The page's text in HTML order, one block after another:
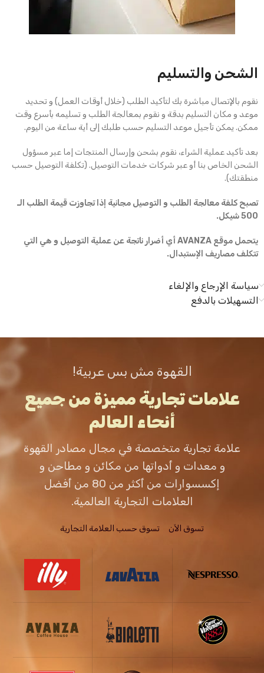
الشحن والتسليم
نقوم بالإتصال مباشرة بك لتأكيد الطلب (خلال أوقات العمل) و تحديد
موعد و مكان التسليم بدقة و نقوم بمعالجة الطلب و تسليمه بأسرع وقت
ممكن. يمكن تأجيل موعد التسليم حسب طلبك إلى أية ساعة من اليوم.
بعد تأكيد عملية الشراء، نقوم بشحن وإرسال المنتجات إما عبر مسؤول
الشحن الخاص بنا أو عبر شركات خدمات التوصيل. (تكلفة التوصيل حسب
منطقتك).
تصبح كلفة معالجة الطلب و التوصيل مجانية إذا تجاوزت قيمة الطلب الـ
500 شيكل.
يتحمل موقع AVANZA أي أضرار ناتجة عن عملية التوصيل و هي التي
تتكلف مصاريف الإستبدال.
سياسة الإرجاع والإلغاء
التسهيلات بالدفع
القهوة مش بس عربية!
علامات تجارية مميزة من جميع
أنحاء العالم
علامة تجارية متخصصة في مجال مصادر القهوة
و معدات و أدواتها من مكائن و مطاحن و
إكسسوارات من أكثر من 80 من أفضل
العلامات التجارية العالمية.
تسوق الاَن تسوق حسب العلامة التجارية